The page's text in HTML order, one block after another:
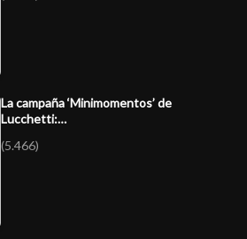
La campaña ‘Minimomentos’ de
Lucchetti:…
(5.466)